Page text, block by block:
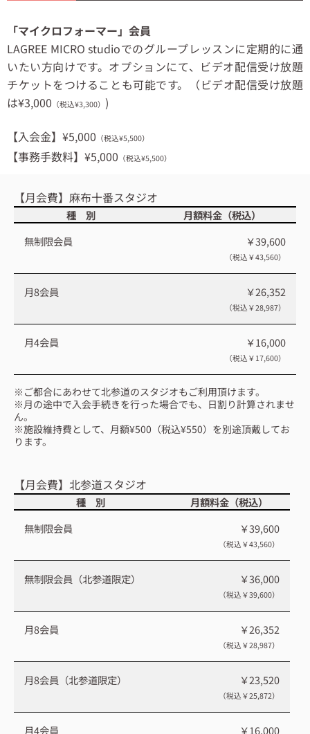
「マイクロフォーマー」会員
LAGREE MICRO studioでのグループレッスンに定期的に通
いたい方向けです。オプションにて、ビデオ配信受け放題
チケットをつけることも可能です。（ビデオ配信受け放題
は¥3,000 （税込¥3,300） )
【入会金】¥5,000 （税込¥5,500）
【事務手数料】¥5,000 （税込¥5,500）
【月会費】麻布十番スタジオ
種 別
月額料金（税込）
無制限会員
￥39,600
（税込￥43,560）
月8会員 ￥26,352
（税込￥28,987）
月4会員 ￥16,000
（税込￥17,600）
※ご都合にあわせて北参道のスタジオもご利用頂けます。
※月の途中で入会手続きを行った場合でも、日割り計算されませ
ん。
※施設維持費として、月額¥500（税込¥550）を別途頂戴してお
ります。
【月会費】北参道スタジオ
種 別
月額料金（税込）
無制限会員
￥39,600
（税込￥43,560）
無制限会員（北参道限定） ￥36,000
（税込￥39,600）
月8会員 ￥26,352
（税込￥28,987）
月8会員（北参道限定） ￥23,520
（税込￥25,872）
月4会員 ￥16,000